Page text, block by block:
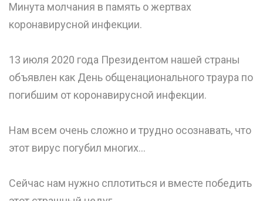
Минута молчания в память о жертвах
коронавирусной инфекции.
13 июля 2020 года Президентом нашей страны
объявлен как День общенационального траура по
погибшим от коронавирусной инфекции.
Нам всем очень сложно и трудно осознавать, что
этот вирус погубил многих…
Сейчас нам нужно сплотиться и вместе победить